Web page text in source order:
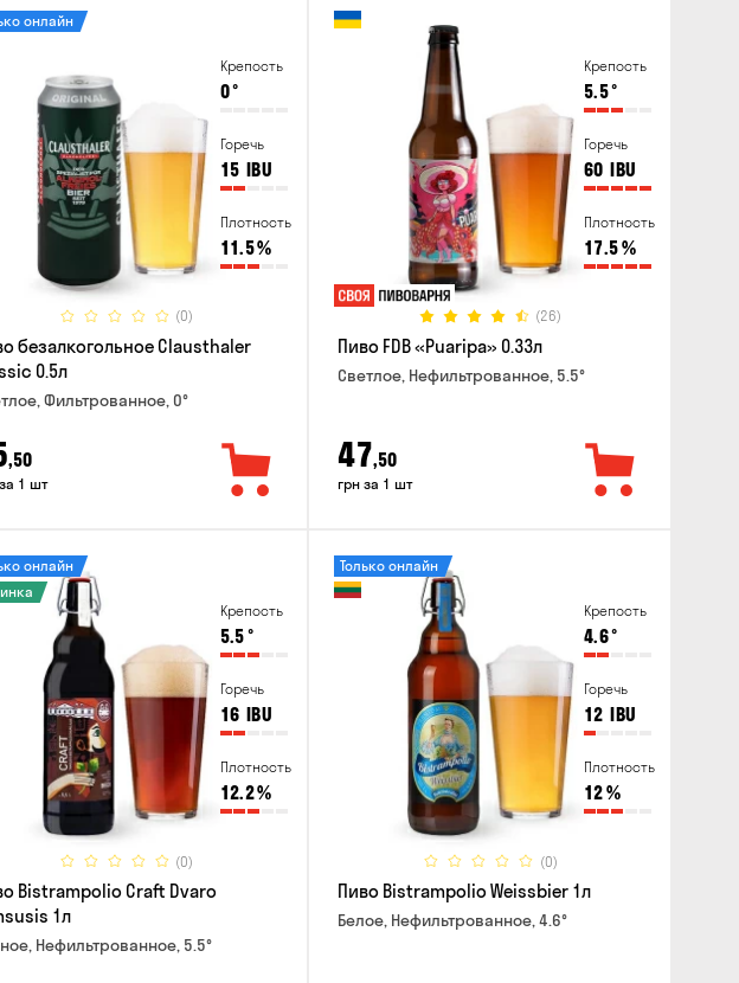
Крепость
0°
Горечь
15 IBU
Плотность
11.5%
(0)
онлайн
безалкогольное Clausthaler
0.5л
Фильтрованное, 0°
,50
1 шт
Крепость
5.5°
Горечь
60 IBU
Плотность
17.5%
(26)
Пиво FDB «Puaripa» 0.33л
Светлое, Нефильтрованное, 5.5°
47,50
грн за 1 шт
Крепость
5.5°
Горечь
16 IBU
Плотность
12.2%
(0)
онлайн
Bistrampolio Craft Dvaro
1л
Нефильтрованное, 5.5°
Крепость
4.6°
Горечь
12 IBU
Плотность
12%
(0)
Только онлайн
Пиво Bistrampolio Weissbier 1л
Белое, Нефильтрованное, 4.6°